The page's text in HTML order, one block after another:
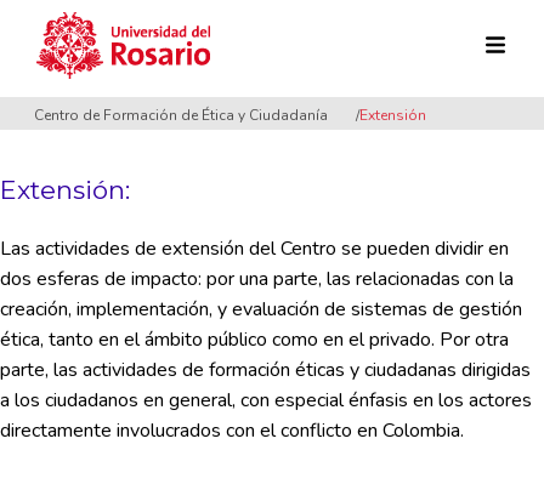
Pasar al contenido principal
Centro de Formación de Ética y Ciudadanía Extensión
Extensión:
Las actividades de extensión del Centro se pueden dividir en
dos esferas de impacto: por una parte, las relacionadas con la
creación, implementación, y evaluación de sistemas de gestión
ética, tanto en el ámbito público como en el privado. Por otra
parte, las actividades de formación éticas y ciudadanas dirigidas
a los ciudadanos en general, con especial énfasis en los actores
directamente involucrados con el conflicto en Colombia.